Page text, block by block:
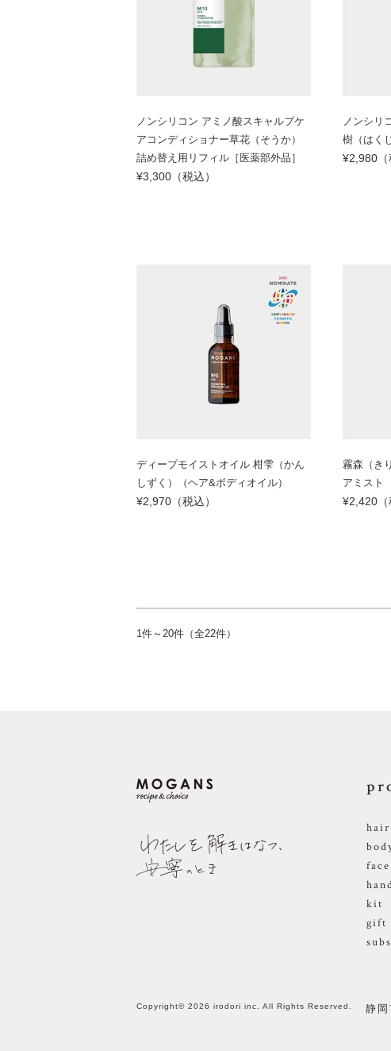
ノンシリコン アミノ酸スキャルプケ
アコンディショナー草花（そうか）
詰め替え用リフィル［医薬部外品］
¥3,300（税込）
ノンシリ
樹（はく
¥2,980（
ディープモイストオイル 柑雫（かん
しずく）（ヘア&ボディオイル）
¥2,970（税込）
霧森（き
アミスト
¥2,420（
1件～20件（全22件）
hair
kit
gift
Copyright© 2026 irodori inc. All Rights Reserved. 静